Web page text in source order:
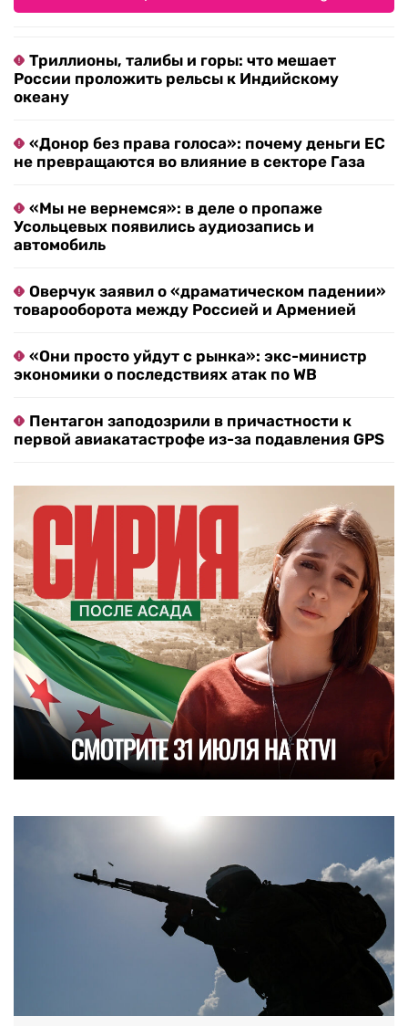
Триллионы, талибы и горы: что мешает
России проложить рельсы к Индийскому
океану
«Донор без права голоса»: почему деньги ЕС
не превращаются во влияние в секторе Газа
«Мы не вернемся»: в деле о пропаже
Усольцевых появились аудиозапись и
автомобиль
Оверчук заявил о «драматическом падении»
товарооборота между Россией и Арменией
«Они просто уйдут с рынка»: экс-министр
экономики о последствиях атак по WB
Пентагон заподозрили в причастности к
первой авиакатастрофе из-за подавления GPS